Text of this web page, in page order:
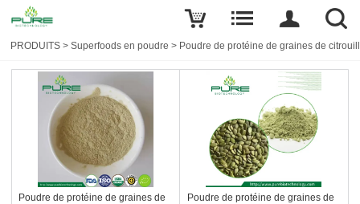
PRODUITS >Superfoods en poudre > Poudre de protéine de graines de
Poudre de protéine de graines de
Poudre de protéine de graines de